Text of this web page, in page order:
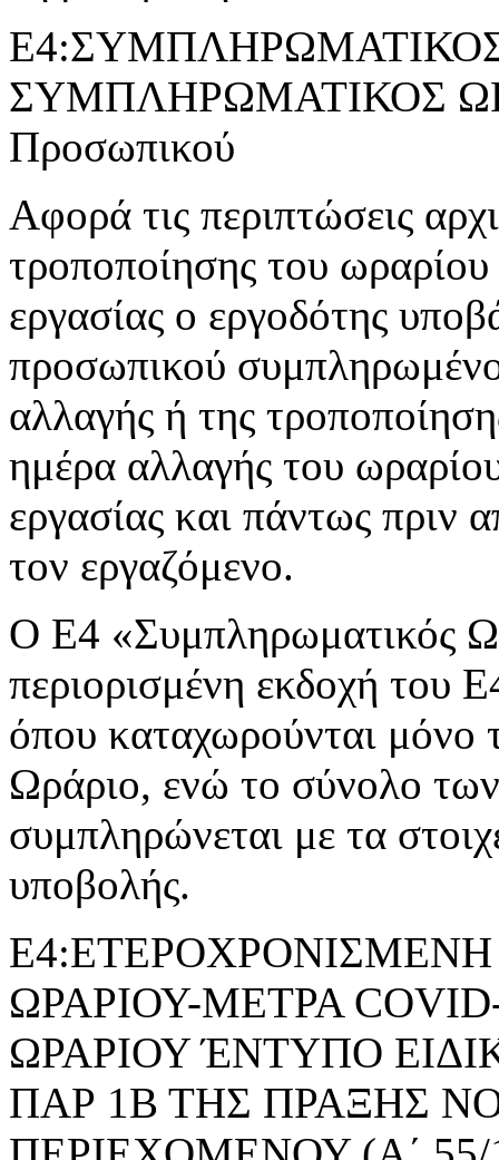
ΣΥΜΠΛΗΡΩΜΑΤΙΚΟΣ
Προσωπικού
Αφορά τις περιπτώσεις
τροποποίησης του
εργασίας ο εργοδότης
προσωπικού
αλλαγής ή της
ημέρα αλλαγής του
εργασίας και πάντως πριν
τον εργαζόμενο.
Ο Ε4 «Συμπληρωματικός
περιορισμένη εκδοχή του
όπου καταχωρούνται
Ωράριο, ενώ το σύνολο
συμπληρώνεται με τα
υποβολής.
ΩΡΑΡΙΟΥ-ΜΕΤΡΑ
ΩΡΑΡΙΟΥ ΈΝΤΥΠΟ
ΠΑΡ 1Β ΤΗΣ ΠΡΑΞΗΣ